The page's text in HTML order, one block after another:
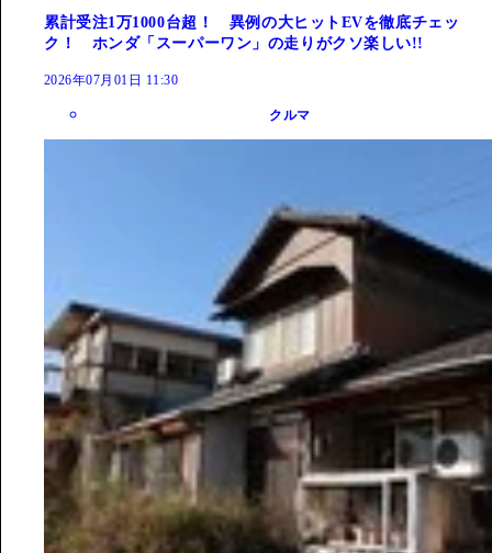
累計受注1万1000台超！ 異例の大ヒットEVを徹底チェッ
ク！ ホンダ「スーパーワン」の走りがクソ楽しい!!
2026年07月01日 11:30
クルマ